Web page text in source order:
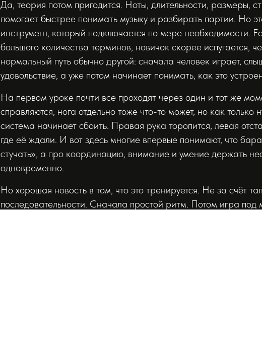
Да, теория потом пригодится. Ноты, длительности, размеры,
помогает быстрее понимать музыку и разбирать партии. Но
инструмент, который подключается по мере необходимости.
большого количества терминов, новичок скорее испугается,
нормальный путь обычно другой: сначала человек играет,
удовольствие, а уже потом начинает понимать, как это
На первом уроке почти все проходят через один и тот же
справляются, нога отдельно тоже что-то может, но как только
система начинает сбоить. Правая рука торопится, левая
где её ждали. И вот здесь многие впервые понимают, что
стучать», а про координацию, внимание и умение держать
одновременно.
Но хорошая новость в том, что это тренируется. Не за счёт
последовательности. Сначала простой ритм. Потом игра под